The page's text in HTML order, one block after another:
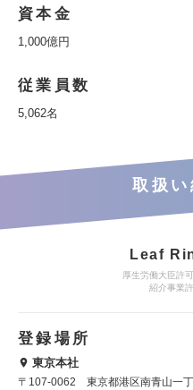
資本金
1,000億円
従業員数
5,062名
取扱
Leaf
厚生労働大臣許
紹介事業
登録場所
東京本社
〒107-0062 東京都港区南青山一丁